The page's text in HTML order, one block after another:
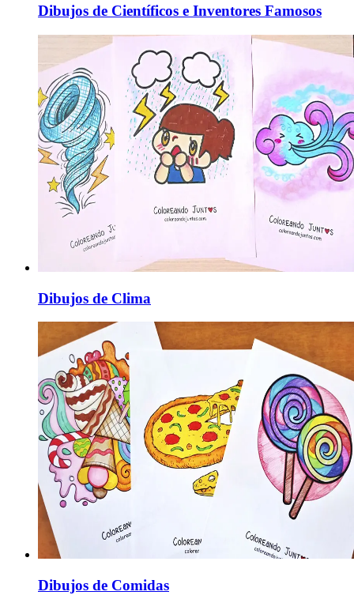
Dibujos de Científicos e Inventores Famosos
Dibujos de Clima
Dibujos de Comidas